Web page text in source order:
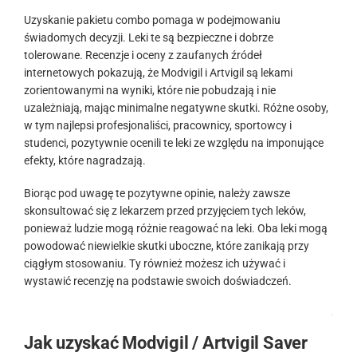
Uzyskanie pakietu combo pomaga w podejmowaniu
świadomych decyzji. Leki te są bezpieczne i dobrze
tolerowane. Recenzje i oceny z zaufanych źródeł
internetowych pokazują, że Modvigil i Artvigil są lekami
zorientowanymi na wyniki, które nie pobudzają i nie
uzależniają, mając minimalne negatywne skutki. Różne osoby,
w tym najlepsi profesjonaliści, pracownicy, sportowcy i
studenci, pozytywnie ocenili te leki ze względu na imponujące
efekty, które nagradzają.
Biorąc pod uwagę te pozytywne opinie, należy zawsze
skonsultować się z lekarzem przed przyjęciem tych leków,
ponieważ ludzie mogą różnie reagować na leki. Oba leki mogą
powodować niewielkie skutki uboczne, które zanikają przy
ciągłym stosowaniu. Ty również możesz ich używać i
wystawić recenzję na podstawie swoich doświadczeń.
Jak uzyskać Modvigil / Artvigil Saver